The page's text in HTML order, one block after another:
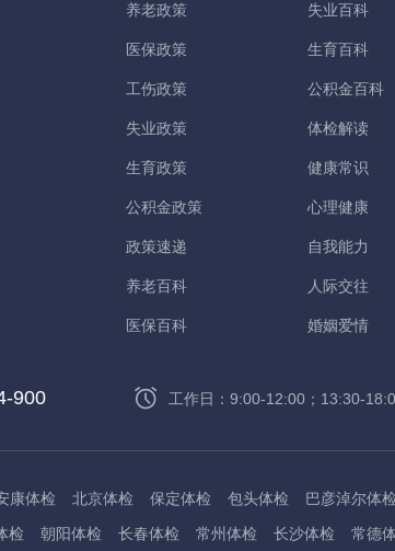
养老政策
医保政策
工伤政策
失业政策
生育政策
公积金政策
政策速递
养老百科
医保百科
失业百科
生育百科
公积金百科
体检解读
健康常识
心理健康
自我能力
人际交往
婚姻爱情
900 工作日：9:00-12:00；13:30-
康体检 北京体检 保定体检 包头体检 巴彦淖尔体检
检 朝阳体检 长春体检 常州体检 长沙体检 常德